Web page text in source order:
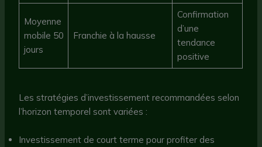
Moyenne
mobile 50
jours
Franchie à la hausse
Confirmation
d’une
tendance
positive
Les stratégies d’investissement recommandées selon
l’horizon temporel sont variées :
Investissement de court terme pour profiter des